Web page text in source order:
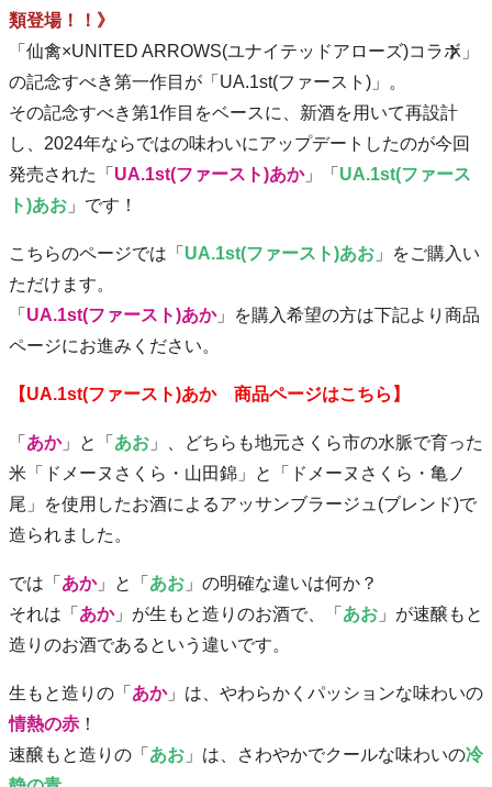
類登場！！》
「仙禽×UNITED ARROWS(ユナイテッドアローズ)コラボ」
の記念すべき第一作目が「UA.1st(ファースト)」。
その記念すべき第1作目をベースに、新酒を用いて再設計
し、2024年ならではの味わいにアップデートしたのが今回
発売された「 UA.1st(ファースト)あか」「 UA.1st(ファース
ト)あお 」です！
こちらのページでは「 UA.1st(ファースト)あお 」をご購入い
ただけます。
「 UA.1st(ファースト)あか」を購入希望の方は下記より商品
ページにお進みください。
【UA.1st(ファースト)あか 商品ページはこちら】
「 あか」と「 あお 」、どちらも地元さくら市の水脈で育った
米「ドメーヌさくら・山田錦」と「ドメーヌさくら・亀ノ
尾」を使用したお酒によるアッサンブラージュ(ブレンド)で
造られました。
では「 あか」と「 あお 」の明確な違いは何か？
それは「 あか」が生もと造りのお酒で、「 あお 」が速醸もと
造りのお酒であるという違いです。
生もと造りの「 あか」は、やわらかくパッションな味わいの
情熱の赤 ！
速醸もと造りの「 あお 」は、さわやかでクールな味わいの冷